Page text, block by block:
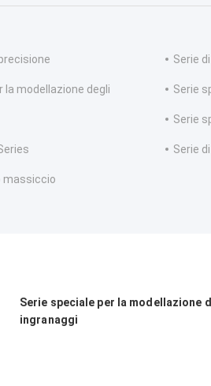
Serie
la modellazione degli
Serie
Serie
Serie
massiccio
Serie speciale per la modellazione
ingranaggi